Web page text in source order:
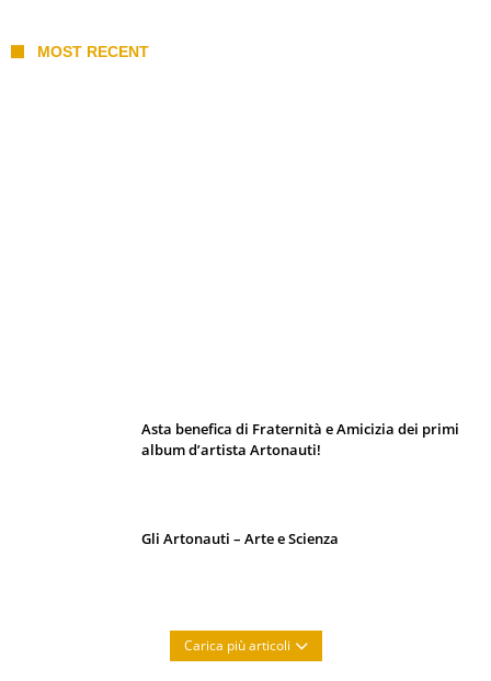
MOST RECENT
Asta benefica di Fraternità e Amicizia dei primi
album d’artista Artonauti!
Gli Artonauti – Arte e Scienza
Carica più articoli